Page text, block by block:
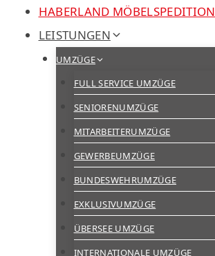
Zum
Inhalt
springen
HABERLAND MÖBELSPEDITION
LEISTUNGEN
UMZÜGE
FULL SERVICE UMZÜGE
SENIORENUMZÜGE
MITARBEITERUMZÜGE
GEWERBEUMZÜGE
BUNDESWEHRUMZÜGE
EXKLUSIVUMZÜGE
ÜBERSEE UMZÜGE
INTERNATIONALE UMZÜGE